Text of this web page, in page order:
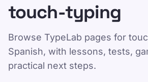
touch-typing
Browse TypeLab pages for
Spanish, with lessons, tests,
practical next steps.